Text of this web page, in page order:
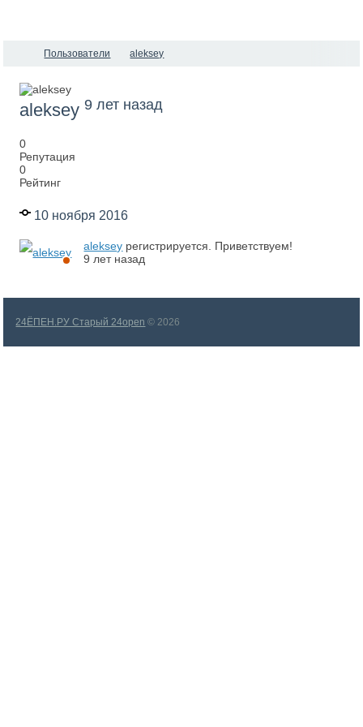
Пользователи aleksey
aleksey 9 лет назад
0
Репутация
0
Рейтинг
10 ноября 2016
aleksey регистрируется. Приветствуем!
9 лет назад
24ЁПЕН.РУ Старый 24open © 2026